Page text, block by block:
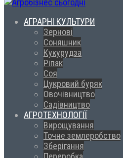
АГРАРНІ КУЛЬТУРИ
Зернові
Соняшник
Кукурудза
Ріпак
Соя
Цукровий буряк
Овочівництво
Садівництво
АГРОТЕХНОЛОГІЇ
Вирощування
Точне землеробство
Зберігання